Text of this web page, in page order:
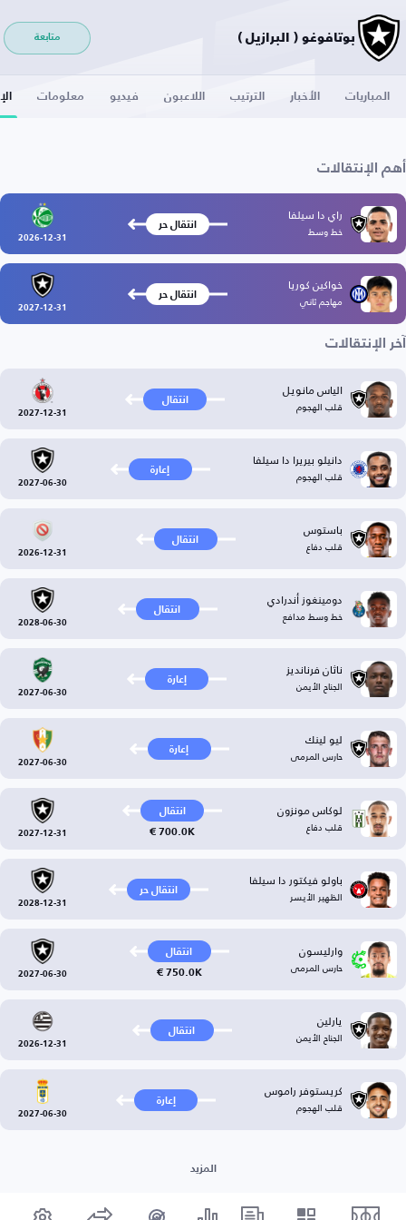
بوتافوغو ( البرازيل ) متابعة
المباريات الأخبار الترتيب اللاعبون فيديو معلومات
أهم الإنتقالات
راي دا سيلفا
خط وسط انتقال حر
2026-12-31
خواكين كوريا
مهاجم ثاني انتقال حر
2027-12-31
آخر الإنتقالات
الياس مانويل
قلب الهجوم انتقال
2027-12-31
دانيلو بيريرا دا سيلفا
قلب الهجوم إعارة
2027-06-30
باستوس
قلب دفاع انتقال
2026-12-31
دومينغوز أندرادي
خط وسط مدافع انتقال
2028-06-30
ناثان فرنانديز
الجناح الأيمن إعارة
2027-06-30
ليو لينك
حارس المرمى إعارة
2027-06-30
لوكاس مونزون
قلب دفاع
انتقال
700.0K €
2027-12-31
باولو فيكتور دا سيلفا
الظهير الأيسر انتقال حر
2028-12-31
وارليسون
حارس المرمى
انتقال
750.0K €
2027-06-30
يارلين
الجناح الأيمن انتقال
2026-12-31
كريستوفر راموس
قلب الهجوم إعارة
2027-06-30
المزيد